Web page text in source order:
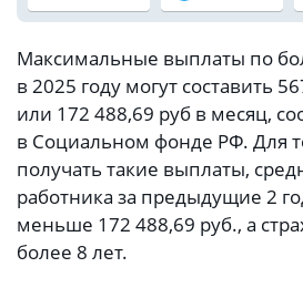
Максимальные выплаты по
в 2025 году могут составить
или 172 488,69 руб в месяц,
в Социальном фонде РФ. Для
получать такие выплаты,
работника за предыдущие 2
меньше 172 488,69 руб., а
более 8 лет.